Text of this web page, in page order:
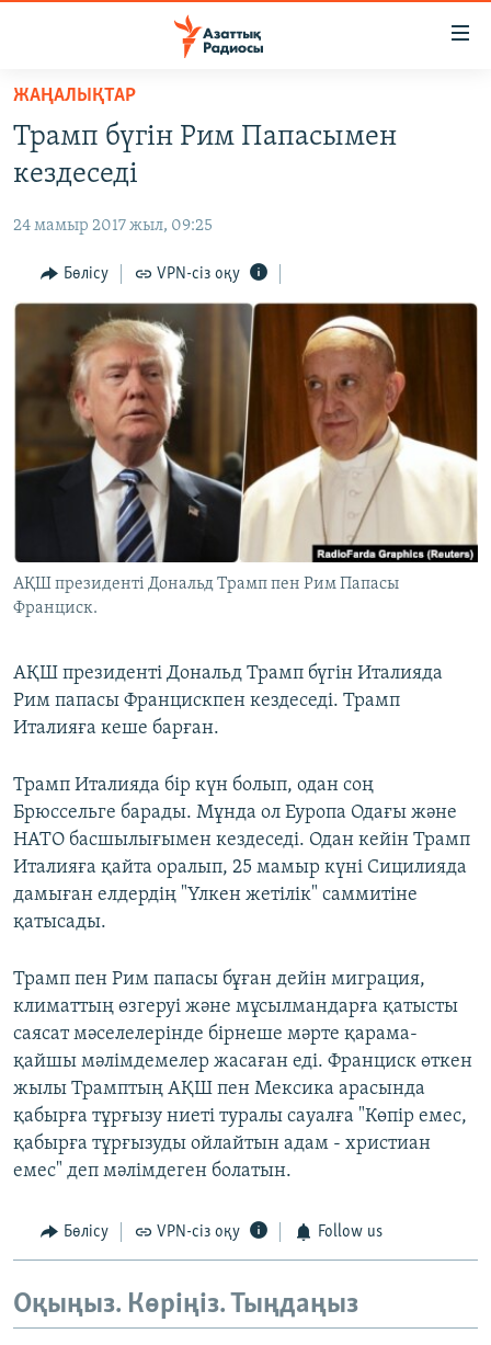
Skip
main
content
to
Navigation
Skip
Search
ЖАҢАЛЫҚТАР
САЯСАТ
ҚАҢТАР ОҚИҒАСЫ
АДАМ ҚҰҚЫҚТАРЫ
ӘЛЕМ
АРНАЙЫ ЖОБАЛАР
Русский
ЖАЗЫЛЫҢЫЗ
Басқа тілдерде
ЖАҢАЛЫҚТАР
Трамп бүгін Рим Папасымен
кездеседі
24 мамыр 2017 жыл, 09:25
Бөлісу VPN-сіз оқу
АҚШ президенті Дональд Трамп пен Рим Папасы
Франциск.
АҚШ президенті Дональд Трамп бүгін Италияда
Рим папасы Францискпен кездеседі. Трамп
Италияға кеше барған.
Трамп Италияда бір күн болып, одан соң
Брюссельге барады. Мұнда ол Еуропа Одағы және
НАТО басшылығымен кездеседі. Одан кейін Трамп
Италияға қайта оралып, 25 мамыр күні Сицилияда
дамыған елдердің "Үлкен жетілік" саммитіне
қатысады.
Трамп пен Рим папасы бұған дейін миграция,
климаттың өзгеруі және мұсылмандарға қатысты
саясат мәселелерінде бірнеше мәрте қарама-
қайшы мәлімдемелер жасаған еді. Франциск өткен
жылы Трамптың АҚШ пен Мексика арасында
қабырға тұрғызу ниеті туралы сауалға "Көпір емес,
қабырға тұрғызуды ойлайтын адам - христиан
емес" деп мәлімдеген болатын.
Бөлісу VPN-сіз оқу Follow us
Оқыңыз. Көріңіз. Тыңдаңыз